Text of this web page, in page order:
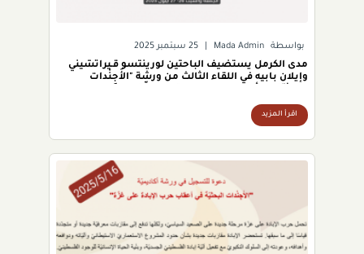
بواسطة Mada Admin 25 سبتمبر 2025
مدى الكرمل يستضيف الباحثَين لورينتسو ﭬـيراتشيني
وإيلان بابيه في اللقاء الثالث من ورشة "الأَجِنْدات
اقرأ المزيد